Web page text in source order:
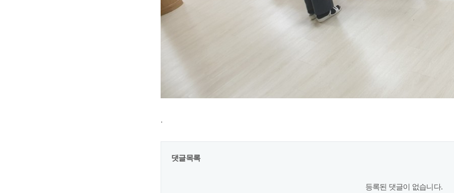
.
댓글목록
등록된 댓글이 없습니다.